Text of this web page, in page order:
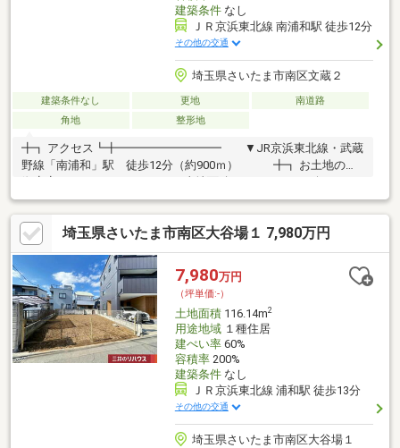
建築条件なし
ＪＲ京浜東北線 南浦和駅 徒歩12分
その他の交通
埼玉県さいたま市南区文蔵２
建築条件なし 更地
南道路
角地
整形地
╋┓ アクセス┗╋━━━━━━━━━ ▼JR京浜東北線・武蔵
野線「南浦和」駅 徒歩12分（約900ｍ） ╋┓ お土地の特
南西・南の角地につき、陽当り良好 ▼整形地 ▼現況更地 ▼
閑静な住宅街 ▼建築条件付き土地ではございません ～お好き
なハウスメーカーや工務店で建築可能です～
埼玉県さいたま市南区大谷場１ 7,980万円
7,980万円
（坪単価:-）
土地面積116.14m2
用途地域１種住居
建ぺい率60%
容積率200%
建築条件なし
ＪＲ京浜東北線 浦和駅 徒歩13分
その他の交通
埼玉県さいたま市南区大谷場１